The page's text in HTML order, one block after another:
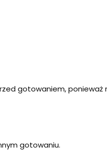
gotowaniem,
gotowaniu.